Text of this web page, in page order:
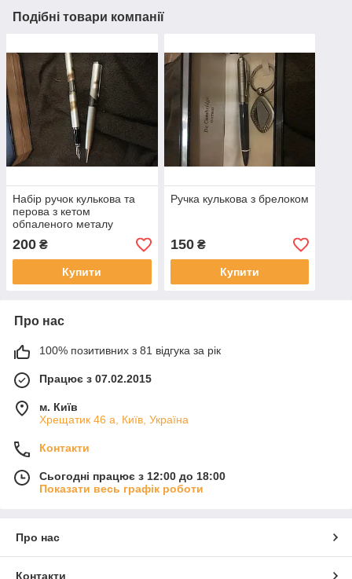
Подібні товари компанії
Набір ручок кулькова та
перова з кетом
обпаленого металу
200 ₴
Купити
Ручка кулькова з брелоком
150₴
Купити
Про нас
100% позитивних з 81 відгука за рік
Працює з 07.02.2015
м. Київ
Хрещатик 46 а, Київ, Україна
Контакти
Сьогодні працює з 12:00 до 18:00
Показати весь графік роботи
Про нас
Контакти